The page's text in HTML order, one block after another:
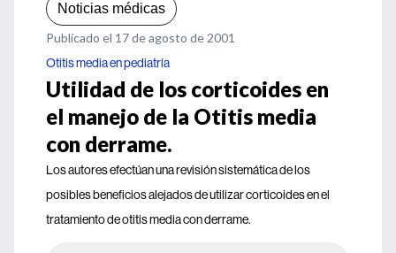
Noticias médicas
Publicado el 17 de agosto de 2001
Otitis media en pediatría
Utilidad de los corticoides en
el manejo de la Otitis media
con derrame.
Los autores efectúan una revisión sistemática de los
posibles beneficios alejados de utilizar corticoides en el
tratamiento de otitis media con derrame.